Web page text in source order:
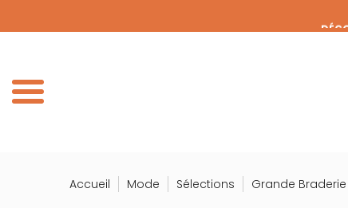
Accueil Mode Sélections Grande Braderie